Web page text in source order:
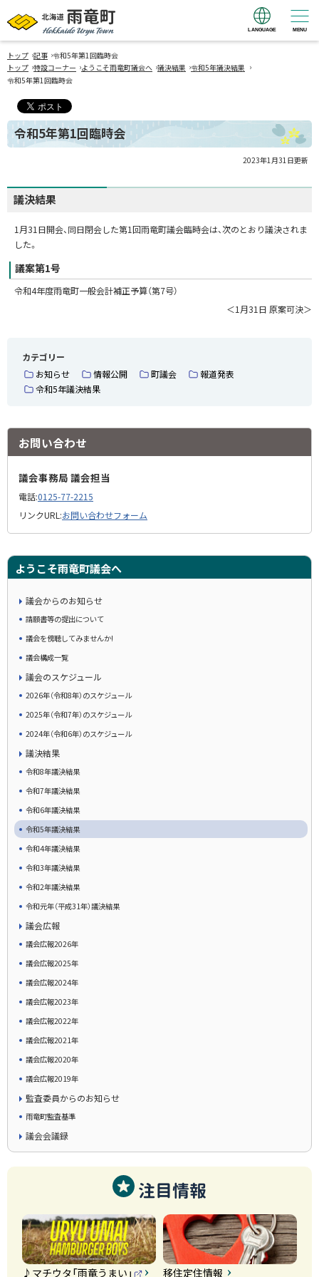
北海道 雨竜町
Hokkaido Uryu
Town
MENU
LANGUAGE
トップ ›記事 ›令和5年第1回臨時会
トップ ›特設コーナー ›ようこそ雨竜町議会へ ›議決結果 ›令和5年議決結果 ›
令和5年第1回臨時会
令和5年第1回臨時会
2023年1月31日更新
議決結果
1月31日開会、同日閉会した第1回雨竜町議会臨時会は、次のとおり議決されま
した。
議案第1号
令和4年度雨竜町一般会計補正予算（第7号）
＜1月31日 原案可決＞
カテゴリー
お知らせ
情報公開 町議会
報道発表
令和5年議決結果
お問い合わせ
議会事務局 議会担当
電話:0125-77-2215
リンクURL:お問い合わせフォーム
ようこそ雨竜町議会へ
議会からのお知らせ
請願書等の提出について
議会を傍聴してみませんか!
議会構成一覧
議会のスケジュール
2026年（令和8年）のスケジュール
2025年（令和7年）のスケジュール
2024年（令和6年）のスケジュール
議決結果
令和8年議決結果
令和7年議決結果
令和6年議決結果
令和5年議決結果
令和4年議決結果
令和3年議決結果
令和2年議決結果
令和元年（平成31年）議決結果
議会広報
議会広報2026年
議会広報2025年
議会広報2024年
議会広報2023年
議会広報2022年
議会広報2021年
議会広報2020年
議会広報2019年
監査委員からのお知らせ
雨竜町監査基準
議会会議録
注目情報
♪マチウタ「雨竜うまい」 移住定住情報